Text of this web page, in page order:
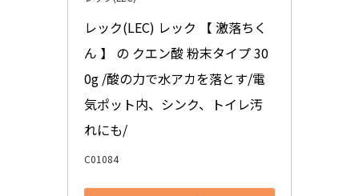
レック(LEC) レック 【 激落ちく
ん 】 の クエン酸 粉末タイプ 30
0g /酸の力で水アカを落とす/電
気ポット内、シンク、トイレ汚
れにも/
C01084